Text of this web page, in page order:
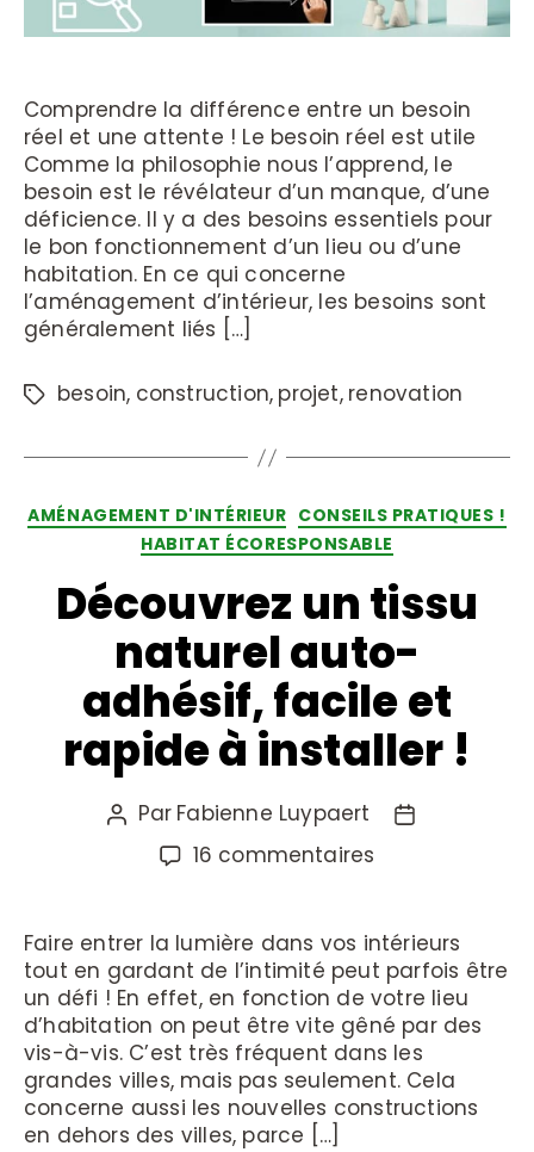
Comprendre la différence entre un besoin
réel et une attente ! Le besoin réel est utile
Comme la philosophie nous l’apprend, le
besoin est le révélateur d’un manque, d’une
déficience. Il y a des besoins essentiels pour
le bon fonctionnement d’un lieu ou d’une
habitation. En ce qui concerne
l’aménagement d’intérieur, les besoins sont
généralement liés […]
besoin, construction, projet, renovation
AMÉNAGEMENT D'INTÉRIEUR CONSEILS PRATIQUES !
HABITAT ÉCORESPONSABLE
Découvrez un tissu
naturel auto-
adhésif, facile et
rapide à installer !
Par Fabienne Luypaert
16 commentaires
Faire entrer la lumière dans vos intérieurs
tout en gardant de l’intimité peut parfois être
un défi ! En effet, en fonction de votre lieu
d’habitation on peut être vite gêné par des
vis-à-vis. C’est très fréquent dans les
grandes villes, mais pas seulement. Cela
concerne aussi les nouvelles constructions
en dehors des villes, parce […]